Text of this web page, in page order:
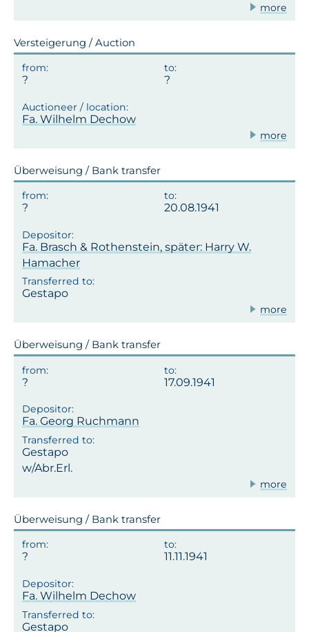
more
Versteigerung / Auction
Fa. Wilhelm Dechow
more
Überweisung / Bank transfer
20.08.1941
Fa. Brasch & Rothenstein, später: Harry W.
Hamacher
Gestapo
more
Überweisung / Bank transfer
17.09.1941
Fa. Georg Ruchmann
Gestapo
w/Abr.Erl.
more
Überweisung / Bank transfer
11.11.1941
Fa. Wilhelm Dechow
Gestapo